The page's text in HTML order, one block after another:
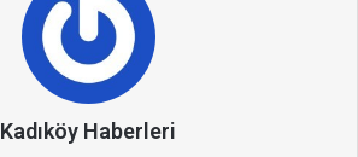
Kadıköy Haberleri